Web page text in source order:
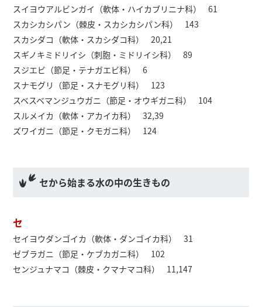
スイヨウアルビンガイ（軟体・ハイカブリニナ科） 61
スカシカシパン（棘皮・スカシカシパン科） 143
スカシダコ（軟体・スカシダコ科） 20,21
スギノキミドリイシ（刺胞・ミドリイシ科） 89
スジエビ（節足・テナガエビ科） 6
スナモグリ（節足・スナモグリ科） 123
スベスベマンジュウガニ（節足・オウギガニ科） 104
スルメイカ（軟体・アカイカ科） 32,39
ズワイガニ（節足・クモガニ科） 124
セから始まる水の中の生きもの
セ
セイヨウダンゴイカ（軟体・ダンゴイカ科） 31
ゼブラガニ（節足・ケブカガニ科） 102
センジュナマコ（棘皮・クマナマコ科） 11,147